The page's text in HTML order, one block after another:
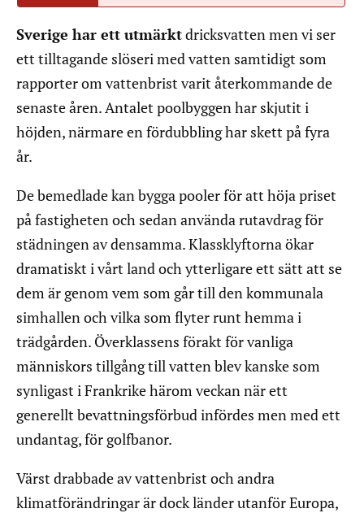
Sverige har ett utmärktdricksvatten men vi ser
ett tilltagande slöseri med vatten samtidigt som
rapporter om vattenbrist varit återkommande de
senaste åren. Antalet poolbyggen har skjutit i
höjden, närmare en fördubbling har skett på fyra
år.
De bemedlade kan bygga pooler för att höja priset
på fastigheten och sedan använda rutavdrag för
städningen av densamma. Klassklyftorna ökar
dramatiskt i vårt land och ytterligare ett sätt att se
dem är genom vem som går till den kommunala
simhallen och vilka som flyter runt hemma i
trädgården. Överklassens förakt för vanliga
människors tillgång till vatten blev kanske som
synligast i Frankrike härom veckan när ett
generellt bevattningsförbud infördes men med ett
undantag, för golfbanor.
Värst drabbade av vattenbrist och andra
klimatförändringar är dock länder utanför Europa,